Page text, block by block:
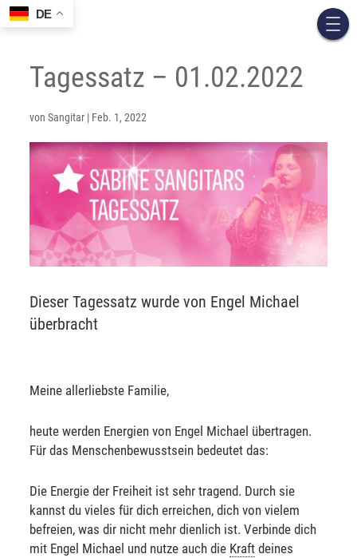
Tagessatz – 01.02.2022
vonSangitar | Feb. 1, 2022
Dieser Tagessatz wurde von Engel Michael
überbracht
Meine allerliebste Familie,
heute werden Energien von Engel Michael übertragen.
Für das Menschenbewusstsein bedeutet das:
Die Energie der Freiheit ist sehr tragend. Durch sie
kannst du vieles für dich erreichen, dich von vielem
befreien, was dir nicht mehr dienlich ist. Verbinde dich
mit Engel Michael und nutze auch die Kraft deines
DE